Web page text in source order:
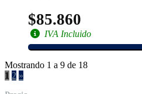
$85.860
IVA Incluido
Mostrando 1 a 9 de 18
1 2 »